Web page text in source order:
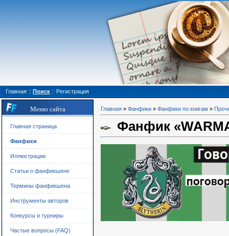
Главная :: Поиск :: Регистрация
Меню сайта
Главная страница
Фанфики
Иллюстрации
Статьи о фанфикшене
Термины фанфикшена
Инструменты авторов
Конкурсы и турниры
Частые вопросы (FAQ)
Главная » Фанфики » Фанфики по книгам »
Фанфик